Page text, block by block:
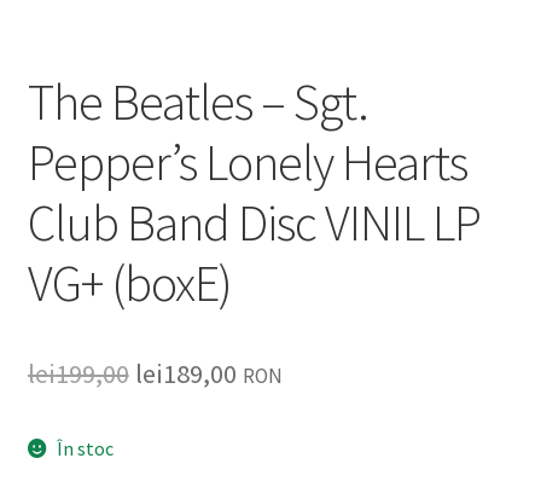
The Beatles – Sgt.
Pepper’s Lonely Hearts
Club Band Disc VINIL LP
VG+ (boxE)
lei199,00 lei189,00 RON
În stoc